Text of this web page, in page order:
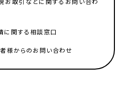
に関する相談窓口
者様からのお問い合わせ